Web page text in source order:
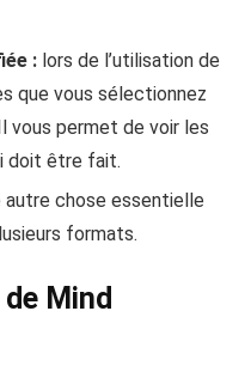
: lors de l’utilisation de
que vous sélectionnez
vous permet de voir les
doit être fait.
autre chose essentielle
formats.
Mind